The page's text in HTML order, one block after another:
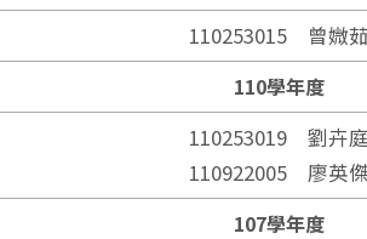
110253015 曾媺茹
110學年度
110253019 劉卉庭
110922005 廖英傑
107學年度